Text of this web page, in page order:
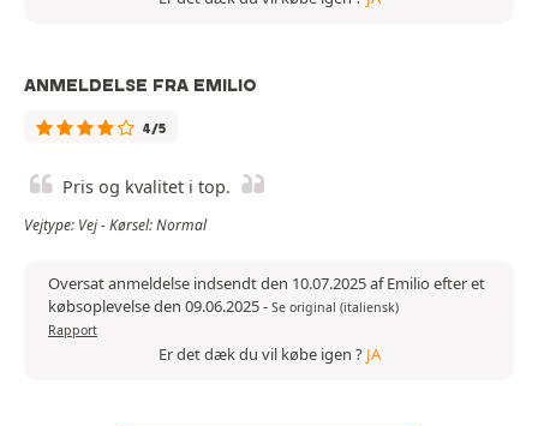
ANMELDELSE FRA EMILIO
4/5
Pris og kvalitet i top.
Vejtype: Vej - Kørsel: Normal
Oversat anmeldelse indsendt den 10.07.2025 af Emilio efter et
købsoplevelse den 09.06.2025- Se original (italiensk)
Rapport
Er det dæk du vil købe igen ? JA